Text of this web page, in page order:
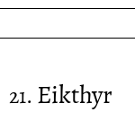
21. Eikthyr